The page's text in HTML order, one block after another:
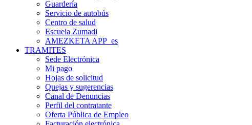
Guardería
Servicio de autobús
Centro de salud
Escuela Zumadi
AMEZKETA APP_es
TRAMITES
Sede Electrónica
Mi pago
Hojas de solicitud
Quejas y sugerencias
Canal de Denuncias
Perfil del contratante
Oferta Pública de Empleo